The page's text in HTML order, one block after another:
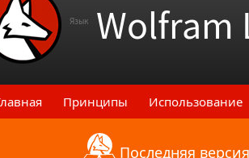
Язык Wolfram
Принципы Использование
Назад к последнимПоследняя